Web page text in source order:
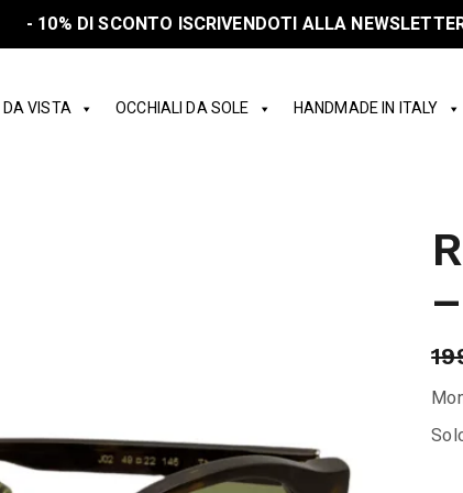
- 10% DI SCONTO ISCRIVENDOTI ALLA
VISTA OCCHIALI DA SOLE HANDMADE IN ITALY